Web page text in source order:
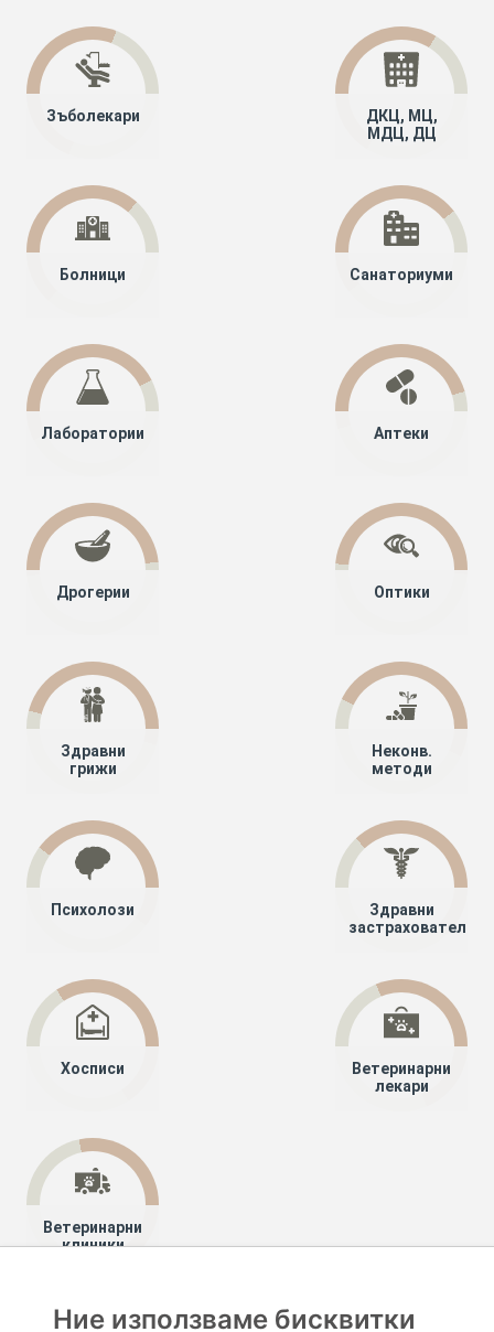
Зъболекари
ДКЦ, МЦ,
МДЦ, ДЦ
Болници Санаториуми
Лаборатории Аптеки
Дрогерии Оптики
Здравни
грижи
Неконв.
методи
Психолози
Здравни
застрахователи
Хосписи
Ветеринарни
лекари
Ветеринарни
клиники
Специалисти
Ние използваме бисквитки